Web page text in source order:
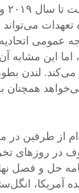
تعهدات
بودجه عمومی
اما این
لندن
همچنان
از طرفین
در روزهای
هنگامی که در تاریخ ١۲
آمریکا،